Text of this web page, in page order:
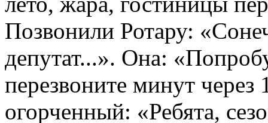
Позвонили Ротару:
депутат...». Она:
перезвоните минут
огорченный: «Ребята,